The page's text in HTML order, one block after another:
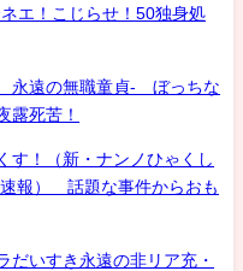
エ！こじらせ！50独身処
遠の無職童貞- ぼっちな
露死苦！
す！（新・ナンノひゃくし
報） 話題な事件からおも
だいすき永遠の非リア充・